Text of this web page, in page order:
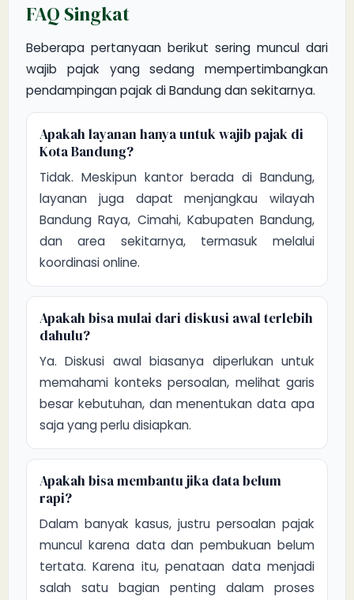
FAQ Singkat
Beberapa pertanyaan berikut sering muncul dari
wajib pajak yang sedang mempertimbangkan
pendampingan pajak di Bandung dan sekitarnya.
Apakah layanan hanya untuk wajib pajak di
Kota Bandung?
Tidak. Meskipun kantor berada di Bandung,
layanan juga dapat menjangkau wilayah
Bandung Raya, Cimahi, Kabupaten Bandung,
dan area sekitarnya, termasuk melalui
koordinasi online.
Apakah bisa mulai dari diskusi awal terlebih
dahulu?
Ya. Diskusi awal biasanya diperlukan untuk
memahami konteks persoalan, melihat garis
besar kebutuhan, dan menentukan data apa
saja yang perlu disiapkan.
Apakah bisa membantu jika data belum
rapi?
Dalam banyak kasus, justru persoalan pajak
muncul karena data dan pembukuan belum
tertata. Karena itu, penataan data menjadi
salah satu bagian penting dalam proses